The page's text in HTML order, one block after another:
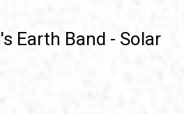
Earth Band - Solar